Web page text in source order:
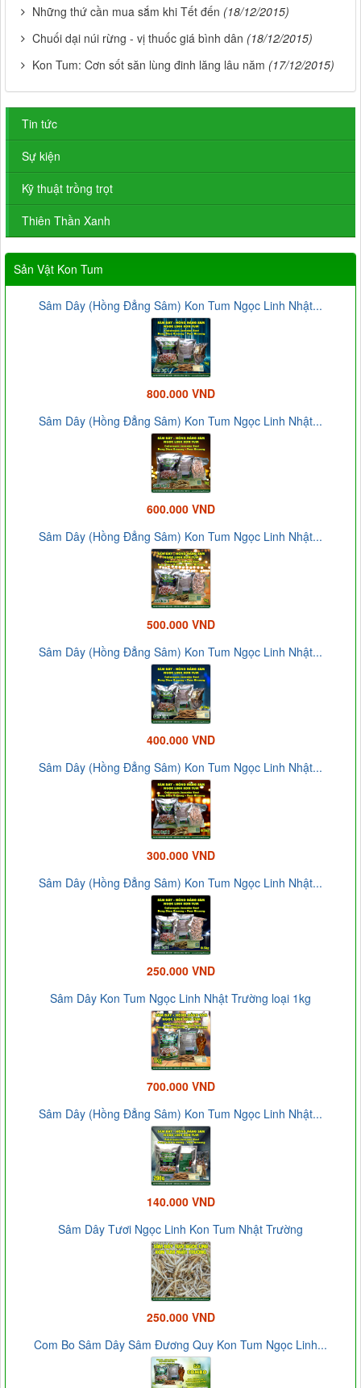
Những thứ cần mua sắm khi Tết đến (18/12/2015)
Chuối dại núi rừng - vị thuốc giá bình dân (18/12/2015)
Kon Tum: Cơn sốt săn lùng đinh lăng lâu năm (17/12/2015)
Tin tức
Sự kiện
Kỹ thuật trồng trọt
Thiên Thần Xanh
Sản Vật Kon Tum
Sâm Dây (Hồng Đẳng Sâm) Kon Tum Ngọc Linh Nhật...
800.000 VND
Sâm Dây (Hồng Đẳng Sâm) Kon Tum Ngọc Linh Nhật...
600.000 VND
Sâm Dây (Hồng Đẳng Sâm) Kon Tum Ngọc Linh Nhật...
500.000 VND
Sâm Dây (Hồng Đẳng Sâm) Kon Tum Ngọc Linh Nhật...
400.000 VND
Sâm Dây (Hồng Đẳng Sâm) Kon Tum Ngọc Linh Nhật...
300.000 VND
Sâm Dây (Hồng Đẳng Sâm) Kon Tum Ngọc Linh Nhật...
250.000 VND
Sâm Dây Kon Tum Ngọc Linh Nhật Trường loại 1kg
700.000 VND
Sâm Dây (Hồng Đẳng Sâm) Kon Tum Ngọc Linh Nhật...
140.000 VND
Sâm Dây Tươi Ngọc Linh Kon Tum Nhật Trường
250.000 VND
Com Bo Sâm Dây Sâm Đương Quy Kon Tum Ngọc Linh...